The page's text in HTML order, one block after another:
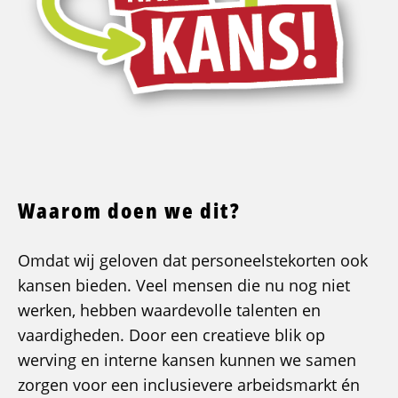
Waarom doen we dit?
Omdat wij geloven dat personeelstekorten ook
kansen bieden. Veel mensen die nu nog niet
werken, hebben waardevolle talenten en
vaardigheden. Door een creatieve blik op
werving en interne kansen kunnen we samen
zorgen voor een inclusievere arbeidsmarkt én